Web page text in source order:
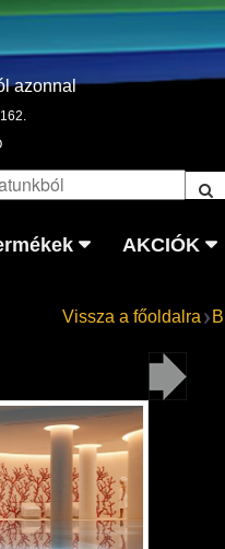
azonnal
AKCIÓK
Vissza a főoldalra